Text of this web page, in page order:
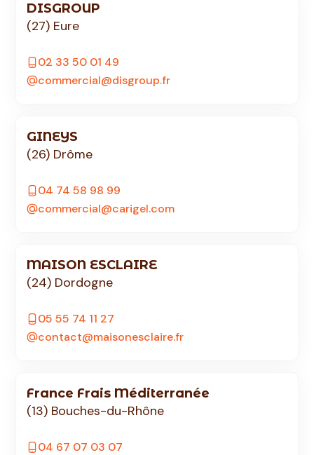
DISGROUP
(27) Eure
02 33 50 01 49
commercial@disgroup.fr
GINEYS
(26) Drôme
04 74 58 98 99
commercial@carigel.com
MAISON ESCLAIRE
(24) Dordogne
05 55 74 11 27
contact@maisonesclaire.fr
France Frais Méditerranée
(13) Bouches-du-Rhône
04 67 07 03 07